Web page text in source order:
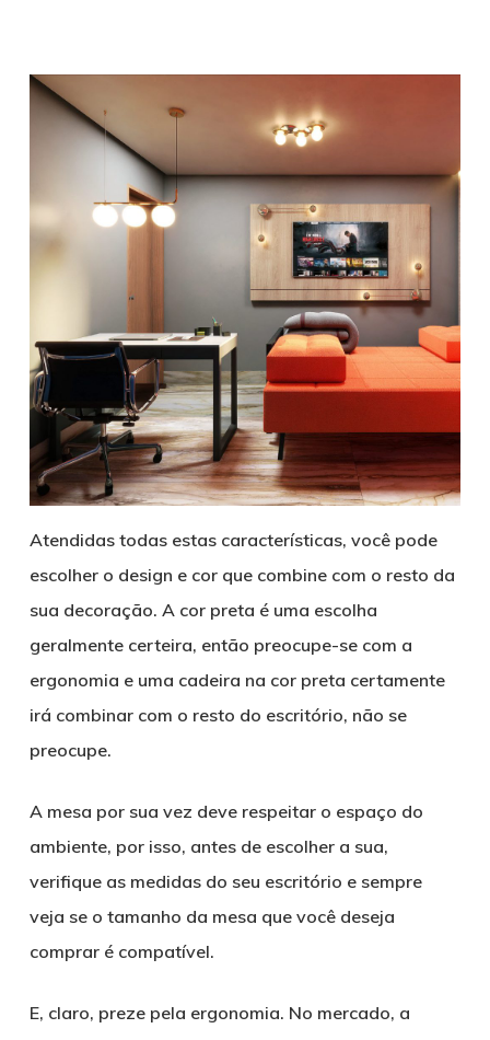
Atendidas todas estas características, você pode
escolher o design e cor que combine com o resto da
sua decoração. A cor preta é uma escolha
geralmente certeira, então preocupe-se com a
ergonomia e uma cadeira na cor preta certamente
irá combinar com o resto do escritório, não se
preocupe.
A mesa por sua vez deve respeitar o espaço do
ambiente, por isso, antes de escolher a sua,
verifique as medidas do seu escritório e sempre
veja se o tamanho da mesa que você deseja
comprar é compatível.
E, claro, preze pela ergonomia. No mercado, a